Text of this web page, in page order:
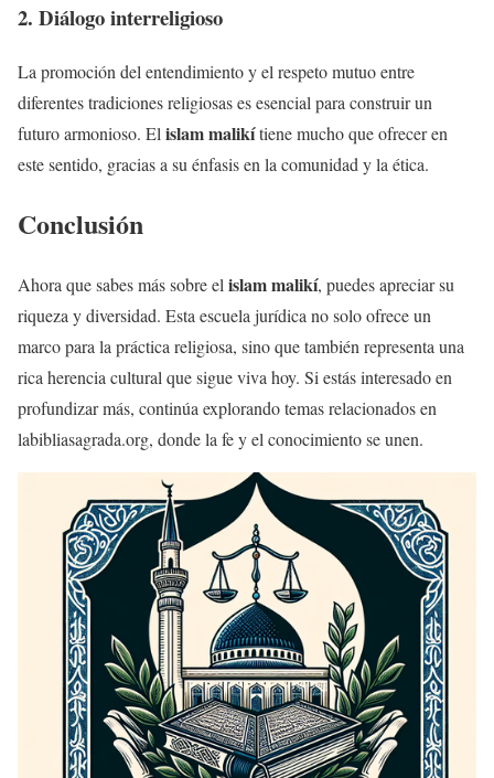
2. Diálogo interreligioso
La promoción del entendimiento y el respeto mutuo entre
diferentes tradiciones religiosas es esencial para construir un
futuro armonioso. El islam malikítiene mucho que ofrecer en
este sentido, gracias a su énfasis en la comunidad y la ética.
Conclusión
Ahora que sabes más sobre elislam malikí, puedes apreciar su
riqueza y diversidad. Esta escuela jurídica no solo ofrece un
marco para la práctica religiosa, sino que también representa una
rica herencia cultural que sigue viva hoy. Si estás interesado en
profundizar más, continúa explorando temas relacionados en
labibliasagrada.org, donde la fe y el conocimiento se unen.